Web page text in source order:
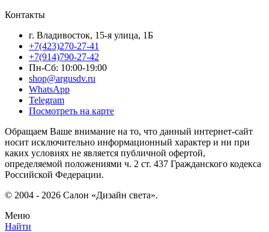
Контакты
г. Владивосток, 15-я улица, 1Б
+7(423)270-27-41
+7(914)790-27-42
Пн-Сб: 10:00-19:00
shop@argusdv.ru
WhatsApp
Telegram
Посмотреть на карте
Обращаем Ваше внимание на то, что данный интернет-сайт
носит исключительно информационный характер и ни при
каких условиях не является публичной офертой,
определяемой положениями ч. 2 ст. 437 Гражданского кодекса
Российской Федерации.
© 2004 - 2026 Салон «Дизайн света».
Меню
Найти